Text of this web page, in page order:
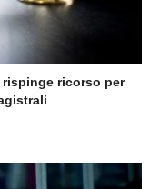
rispinge ricorso per